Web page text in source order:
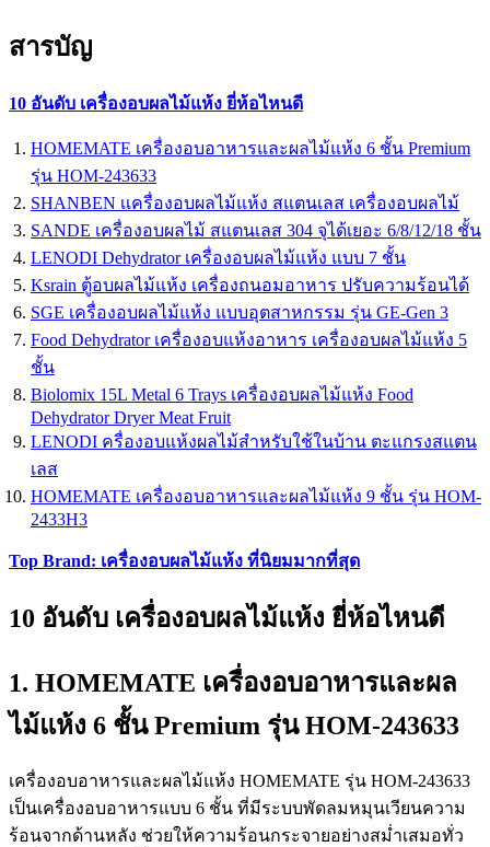
สารบัญ
10 อันดับ เครื่องอบผลไม้แห้ง ยี่ห้อไหนดี
HOMEMATE เครื่องอบอาหารและผลไม้แห้ง 6 ชั้น Premium
รุ่น HOM-243633
SHANBEN เเครื่องอบผลไม้แห้ง สแตนเลส เครื่องอบผลไม้
SANDE เครื่องอบผลไม้ สแตนเลส 304 จุได้เยอะ 6/8/12/18 ชั้น
LENODI Dehydrator เครื่องอบผลไม้แห้ง แบบ 7 ชั้น
Ksrain ตู้อบผลไม้แห้ง เครื่องถนอมอาหาร ปรับความร้อนได้
SGE เครื่องอบผลไม้แห้ง แบบอุตสาหกรรม รุ่น GE-Gen 3
Food Dehydrator เครื่องอบแห้งอาหาร เครื่องอบผลไม้แห้ง 5
ชั้น
Biolomix 15L Metal 6 Trays เครื่องอบผลไม้แห้ง Food
Dehydrator Dryer Meat Fruit
LENODI ครื่องอบแห้งผลไม้สำหรับใช้ในบ้าน ตะแกรงสแตน
เลส
HOMEMATE เครื่องอบอาหารและผลไม้แห้ง 9 ชั้น รุ่น HOM-
2433H3
Top Brand: เครื่องอบผลไม้แห้ง ที่นิยมมากที่สุด
10 อันดับ เครื่องอบผลไม้แห้ง ยี่ห้อไหนดี
1. HOMEMATE เครื่องอบอาหารและผล
ไม้แห้ง 6 ชั้น Premium รุ่น HOM-243633
เครื่องอบอาหารและผลไม้แห้ง HOMEMATE รุ่น HOM-243633
เป็นเครื่องอบอาหารแบบ 6 ชั้น ที่มีระบบพัดลมหมุนเวียนความ
ร้อนจากด้านหลัง ช่วยให้ความร้อนกระจายอย่างสม่ำเสมอทั่ว